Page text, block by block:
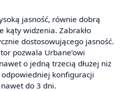
jasność, równie dobrą
kąty widzenia. Zabrakło
dostosowującego jasność.
pozwala Urbane’owi
o jedną trzecią dłużej niż
odpowiedniej konfiguracji
do 3 dni.